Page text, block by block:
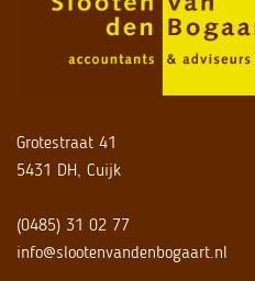
Grotestraat 41
5431 DH, Cuijk
(0485) 31 02 77
info@slootenvandenbogaart.nl